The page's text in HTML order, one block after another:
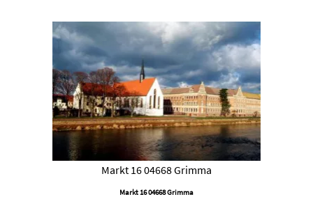
Markt 16 04668 Grimma
Markt 16 04668 Grimma